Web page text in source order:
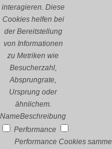
interagieren. Diese
Cookies helfen bei
der Bereitstellung
von Informationen
zu Metriken wie
Besucherzahl,
Absprungrate,
Ursprung oder
ähnlichem.
NameBeschreibung
Performance
Performance Cookies